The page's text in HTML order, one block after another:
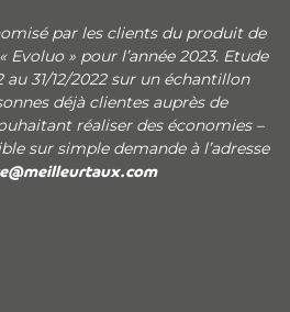
par les clients du produit de
» pour l’année 2023. Etude
au 31/12/2022 sur un échantillon
déjà clientes auprès de
réaliser des économies –
sur simple demande à l’adresse